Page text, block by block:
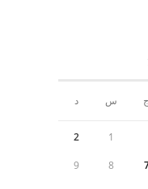
ج س د
1
2
8
9